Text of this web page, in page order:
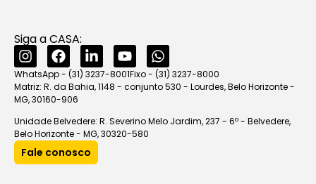
Siga a CASA:
WhatsApp - (31) 3237-8001Fixo - (31) 3237-8000
Matriz: R. da Bahia, 1148 - conjunto 530 - Lourdes, Belo Horizonte -
MG, 30160-906
Unidade Belvedere: R. Severino Melo Jardim, 237 - 6º - Belvedere,
Belo Horizonte - MG, 30320-580
Fale conosco